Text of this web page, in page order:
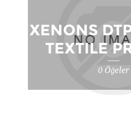
XENONS
TEXTILE
0 Öğeler